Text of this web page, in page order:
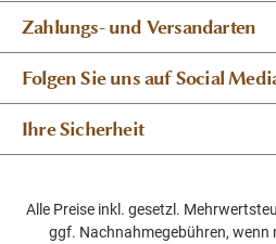
Zahlungs- und Versandarten
Folgen Sie uns auf Social
Ihre Sicherheit
Alle Preise inkl. gesetzl.
ggf. Nachnahmegebühren, wenn